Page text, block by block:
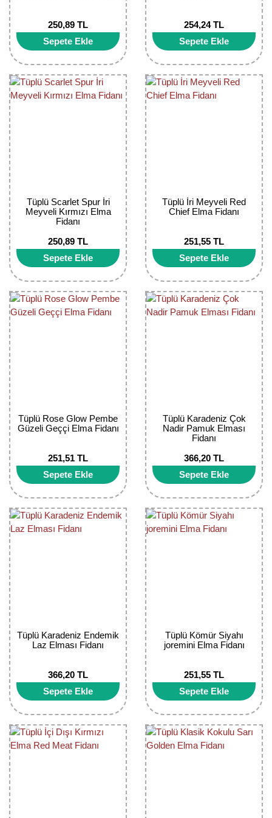
250,89 TL
Sepete Ekle
254,24 TL
Sepete Ekle
Tüplü Scarlet Spur İri
Meyveli Kırmızı Elma
Fidanı
250,89 TL
Sepete Ekle
Tüplü İri Meyveli Red
Chief Elma Fidanı
251,55 TL
Sepete Ekle
Tüplü Rose Glow Pembe
Güzeli Geççi Elma Fidanı
251,51 TL
Sepete Ekle
Tüplü Karadeniz Çok
Nadir Pamuk Elması
Fidanı
366,20 TL
Sepete Ekle
Tüplü Karadeniz Endemik
Laz Elması Fidanı
366,20 TL
Sepete Ekle
Tüplü Kömür Siyahı
joremini Elma Fidanı
251,55 TL
Sepete Ekle
Böğürtlen Fidanı
Ceviz Fidanı
Dut Fidanı
Fidan Anaçları ve Aşı Kalemleri
Fındık Fidanı
Frenk Üzümü Fidanı
Girebolu Fidanı
Goji Berry Fidanı
Keçiboynuzu Fidanı
Kestane Fidanı
Kiraz Fidanı
Kivi Fidanı
Longan Fidanı
Mango Fidanı
Murt Fidanı
Peyzaj Gülleri
Sarmaşık(Çardak) Gül Fidanları
Yılbaşı Gülü Çiçeği
Zambak Soğanı